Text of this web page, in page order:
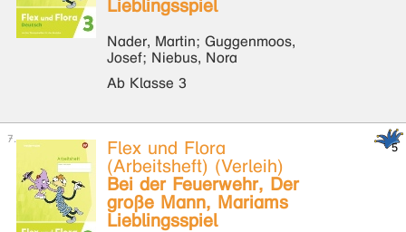
Lieblingsspiel
Nader, Martin; Guggenmoos,
Josef; Niebus, Nora
Ab Klasse 3
Flex und Flora
(Arbeitsheft) (Verleih)
Bei der Feuerwehr, Der
große Mann, Mariams
Lieblingsspiel